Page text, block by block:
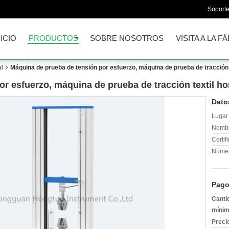
PRODUCTOS SOBRE NOSOTROS VISITA A LA
Máquina de prueba de tensión por esfuerzo, máquina de prueba de
esfuerzo, máquina de prueba de tracción textil